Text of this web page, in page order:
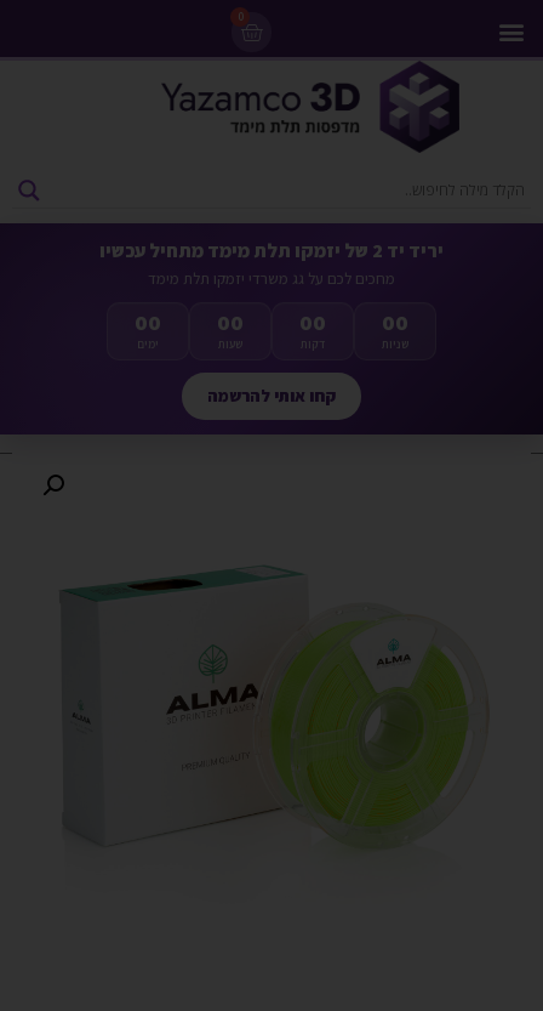
0
יריד יד 2 של יזמקו תלת מימד מתחיל עכשיו
מחכים לכם על גג משרדי יזמקו תלת מימד
00
ימים
00
שעות
00
דקות
00
שניות
קחו אותי להרשמה